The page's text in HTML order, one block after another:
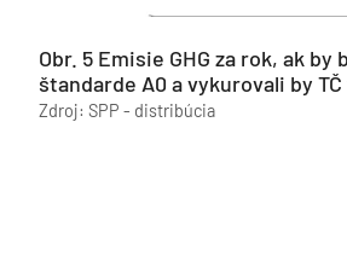
Obr. 5 Emisie GHG za rok, ak
štandarde A0 a vykurovali by TČ
Zdroj: SPP - distribúcia